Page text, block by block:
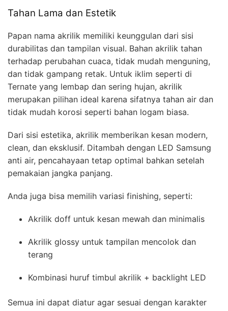
Tahan Lama dan Estetik
Papan nama akrilik memiliki keunggulan dari sisi
durabilitas dan tampilan visual. Bahan akrilik tahan
terhadap perubahan cuaca, tidak mudah menguning,
dan tidak gampang retak. Untuk iklim seperti di
Ternate yang lembap dan sering hujan, akrilik
merupakan pilihan ideal karena sifatnya tahan air dan
tidak mudah korosi seperti bahan logam biasa.
Dari sisi estetika, akrilik memberikan kesan modern,
clean, dan eksklusif. Ditambah dengan LED Samsung
anti air, pencahayaan tetap optimal bahkan setelah
pemakaian jangka panjang.
Anda juga bisa memilih variasi finishing, seperti:
Akrilik doff untuk kesan mewah dan minimalis
Akrilik glossy untuk tampilan mencolok dan
terang
Kombinasi huruf timbul akrilik + backlight LED
Semua ini dapat diatur agar sesuai dengan karakter